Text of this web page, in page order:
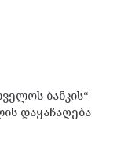
ბანკის“
დაყაჩაღება